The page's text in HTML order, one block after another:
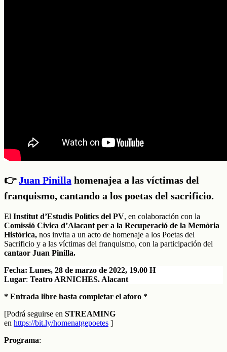
👉Juan Pinilla homenajea a las víctimas del
franquismo, cantando a los poetas del sacrificio.
El Institut d’Estudis Polìtics del PV, en colaboración con la
Comissió Civica d’Alacant per a la Recuperació de la Memòria
Històrica, nos invita a un acto de homenaje a los Poetas del
Sacrificio y a las víctimas del franquismo, con la participación del
cantaor Juan Pinilla.
Fecha: Lunes, 28 de marzo de 2022, 19.00 H
Lugar: Teatro ARNICHES. Alacant
* Entrada libre hasta completar el aforo *
[Podrá seguirse en STREAMING
en https://bit.ly/homenatgepoetes ]
Programa: